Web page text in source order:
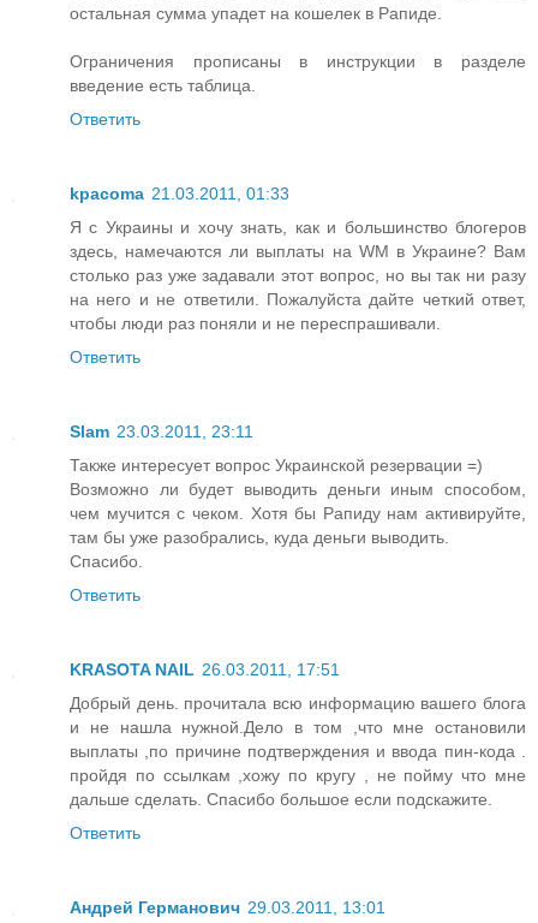
остальная сумма упадет на кошелек в Рапиде.
Ограничения прописаны в инструкции в разделе
введение есть таблица.
Ответить
kpacoma 21.03.2011, 01:33
Я с Украины и хочу знать, как и большинство блогеров
здесь, намечаются ли выплаты на WM в Украине? Вам
столько раз уже задавали этот вопрос, но вы так ни разу
на него и не ответили. Пожалуйста дайте четкий ответ,
чтобы люди раз поняли и не переспрашивали.
Ответить
Slam 23.03.2011, 23:11
Также интересует вопрос Украинской резервации =)
Возможно ли будет выводить деньги иным способом,
чем мучится с чеком. Хотя бы Рапиду нам активируйте,
там бы уже разобрались, куда деньги выводить.
Спасибо.
Ответить
KRASOTA NAIL 26.03.2011, 17:51
Добрый день. прочитала всю информацию вашего блога
и не нашла нужной.Дело в том ,что мне остановили
выплаты ,по причине подтверждения и ввода пин-кода .
пройдя по ссылкам ,хожу по кругу , не пойму что мне
дальше сделать. Спасибо большое если подскажите.
Ответить
Андрей Германович 29.03.2011, 13:01